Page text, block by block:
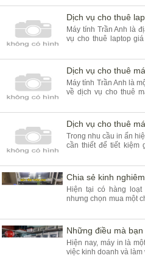
đảm bảo đáp ứng tối
khách hàng
Dịch vụ cho thuê
Máy tính Trần Anh là
vụ cho thuê laptop
Dịch vụ cho thuê
Máy tính Trần Anh là
về dịch vụ cho thuê
lượng và dịch vụ tốt
uy tí
Dịch vụ cho thuê
Trong nhu cầu in ấn
cần thiết để tiết kiệm
ty uy tín là một giải
Chia sẻ kinh
Hiện tại có hàng
nhưng chọn mua một
Những điều mà
Hiện nay, máy in là
việc kinh doanh và làm